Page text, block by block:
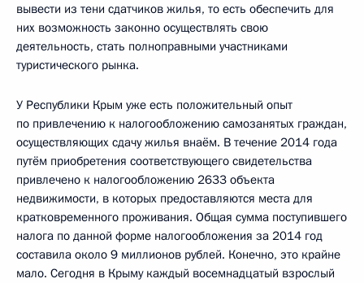
вывести из тени сдатчиков жилья, то есть обеспечить для
них возможность законно осуществлять свою
деятельность, стать полноправными участниками
туристического рынка.
У Республики Крым уже есть положительный опыт
по привлечению к налогообложению самозанятых граждан,
осуществляющих сдачу жилья внаём. В течение 2014 года
путём приобретения соответствующего свидетельства
привлечено к налогообложению 2633 объекта
недвижимости, в которых предоставляются места для
кратковременного проживания. Общая сумма поступившего
налога по данной форме налогообложения за 2014 год
составила около 9 миллионов рублей. Конечно, это крайне
мало. Сегодня в Крыму каждый восемнадцатый взрослый